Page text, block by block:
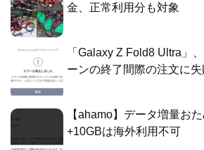
金、正常利用分も対象
「Galaxy Z Fold8 Ultra」
ーンの終了間際の注文に失
【ahamo】データ増量お
+10GBは海外利用不可